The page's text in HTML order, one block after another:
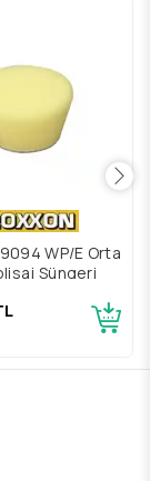
WP/E Orta
Süngeri